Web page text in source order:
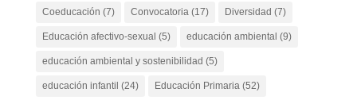
Coeducación (7) Convocatoria (17) Diversidad (7)
Educación afectivo-sexual (5) educación ambiental (9)
educación ambiental y sostenibilidad (5)
educación infantil (24) Educación Primaria (52)